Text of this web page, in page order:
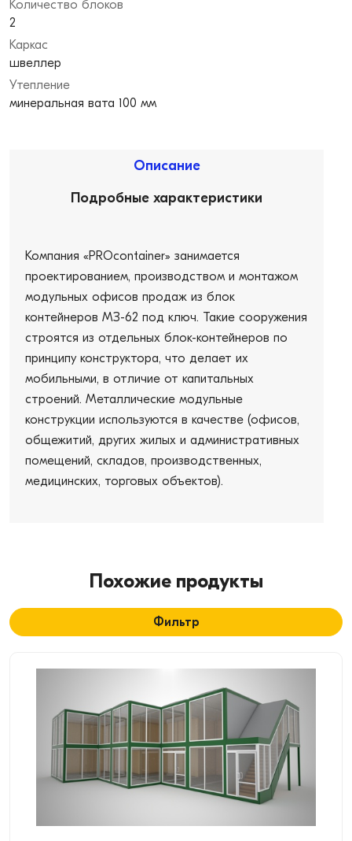
Количество блоков
2
Каркас
швеллер
Утепление
минеральная вата 100 мм
Описание
Подробные характеристики
Компания «PROcontainer» занимается
проектированием, производством и монтажом
модульных офисов продаж из блок
контейнеров МЗ-62 под ключ. Такие сооружения
строятся из отдельных блок-контейнеров по
принципу конструктора, что делает их
мобильными, в отличие от капитальных
строений. Металлические модульные
конструкции используются в качестве (офисов,
общежитий, других жилых и административных
помещений, складов, производственных,
медицинских, торговых объектов).
Похожие продукты
Фильтр